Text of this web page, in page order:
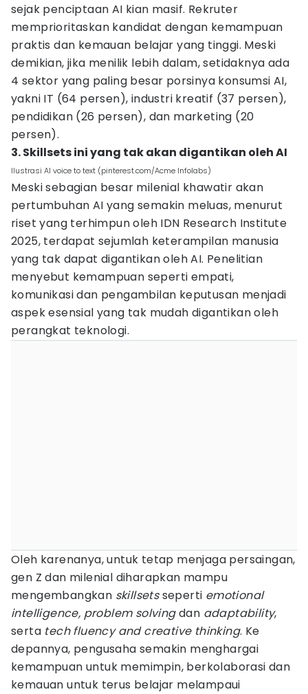
sejak penciptaan AI kian masif. Rekruter
memprioritaskan kandidat dengan kemampuan
praktis dan kemauan belajar yang tinggi. Meski
demikian, jika menilik lebih dalam, setidaknya ada
4 sektor yang paling besar porsinya konsumsi AI,
yakni IT (64 persen), industri kreatif (37 persen),
pendidikan (26 persen), dan marketing (20
persen).
3. Skillsets ini yang tak akan digantikan oleh AI
Ilustrasi AI voice to text (pinterest.com/Acme Infolabs)
Meski sebagian besar milenial khawatir akan
pertumbuhan AI yang semakin meluas, menurut
riset yang terhimpun oleh IDN Research Institute
2025, terdapat sejumlah keterampilan manusia
yang tak dapat digantikan oleh AI. Penelitian
menyebut kemampuan seperti empati,
komunikasi dan pengambilan keputusan menjadi
aspek esensial yang tak mudah digantikan oleh
perangkat teknologi.
Oleh karenanya, untuk tetap menjaga persaingan,
gen Z dan milenial diharapkan mampu
mengembangkan skillsetsseperti emotional
intelligence, problem solvingdan adaptability,
serta tech fluency and creative thinking. Ke
depannya, pengusaha semakin menghargai
kemampuan untuk memimpin, berkolaborasi dan
kemauan untuk terus belajar melampaui